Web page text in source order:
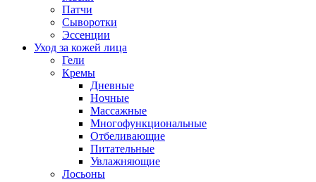
Патчи
Сыворотки
Эссенции
Уход за кожей лица
Гели
Кремы
Дневные
Ночные
Массажные
Многофункциональные
Отбеливающие
Питательные
Увлажняющие
Лосьоны